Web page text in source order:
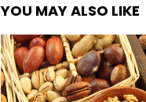
YOU MAY ALSO LIKE